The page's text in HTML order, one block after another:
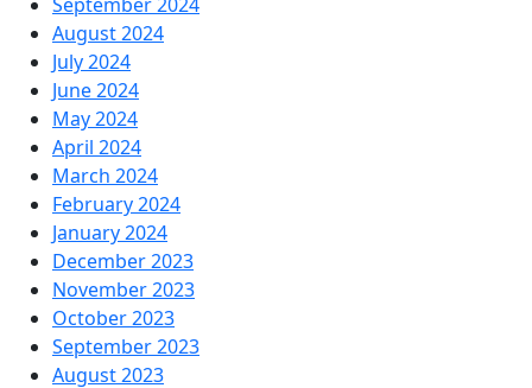
August 2024
July 2024
June 2024
May 2024
April 2024
March 2024
February 2024
January 2024
December 2023
November 2023
October 2023
September 2023
August 2023